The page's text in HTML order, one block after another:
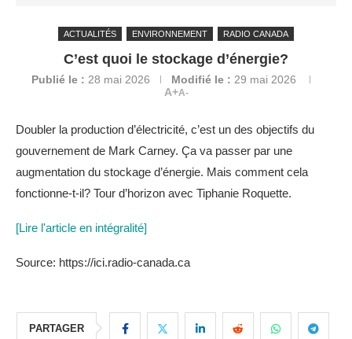
ACTUALITÉS ENVIRONNEMENT RADIO CANADA
C’est quoi le stockage d’énergie?
Publié le : 28 mai 2026 Modifié le : 29 mai 2026
A+A-
Doubler la production d’électricité, c’est un des objectifs du
gouvernement de Mark Carney. Ça va passer par une
augmentation du stockage d’énergie. Mais comment cela
fonctionne-t-il? Tour d’horizon avec Tiphanie Roquette.
[Lire l'article en intégralité]
Source: https://ici.radio-canada.ca
PARTAGER